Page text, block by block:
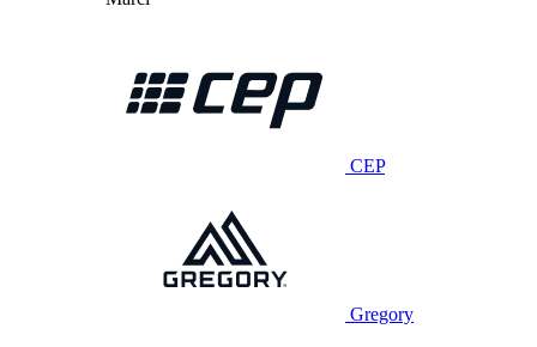
CEP
Gregory